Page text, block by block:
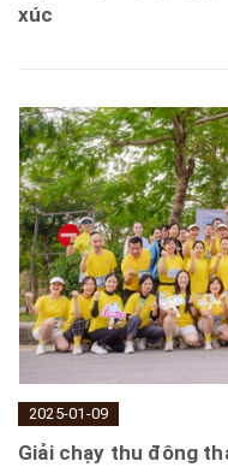
xúc
2025-01-09
Giải chạy thu đông